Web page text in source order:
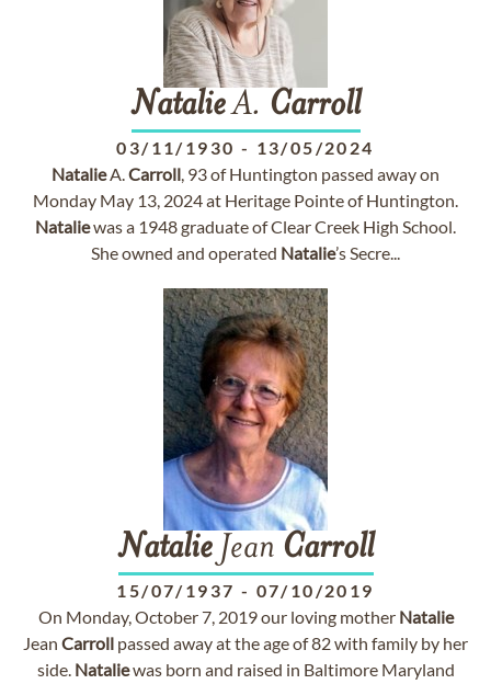
NatalieA. Carroll
03/11/1930 - 13/05/2024
NatalieA.Carroll, 93 of Huntington passed away on
Monday May 13, 2024 at Heritage Pointe of Huntington.
Nataliewas a 1948 graduate of Clear Creek High School.
She owned and operated Natalie’s Secre...
NatalieJean Carroll
15/07/1937 - 07/10/2019
On Monday, October 7, 2019 our loving mother Natalie
Jean Carroll passed away at the age of 82 with family by her
side. Nataliewas born and raised in Baltimore Maryland